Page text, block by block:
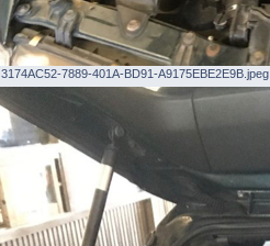
3174AC52-7889-401A-BD91-A9175EBE2E9B.jpeg